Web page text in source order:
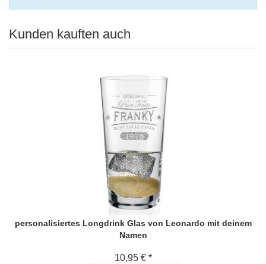
Kunden kauften auch
personalisiertes Longdrink Glas von Leonardo mit deinem
Namen
10,95 € *